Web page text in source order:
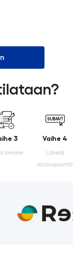
3
lomake
Vaihe 4
Lähetä
tarjouspyyntö